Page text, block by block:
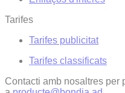
Tarifes
Tarifes publicitat
Tarifes classificats
Contacti amb nosaltres per